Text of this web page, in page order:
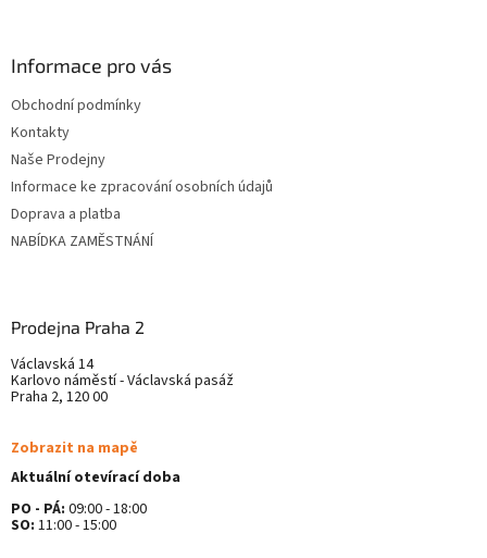
Informace pro vás
Obchodní podmínky
Kontakty
Naše Prodejny
Informace ke zpracování osobních údajů
Doprava a platba
NABÍDKA ZAMĚSTNÁNÍ
Prodejna Praha 2
Václavská 14
Karlovo náměstí - Václavská pasáž
Praha 2, 120 00
Zobrazit na mapě
Aktuální otevírací doba
PO - PÁ: 09:00 - 18:00
SO: 11:00 - 15:00